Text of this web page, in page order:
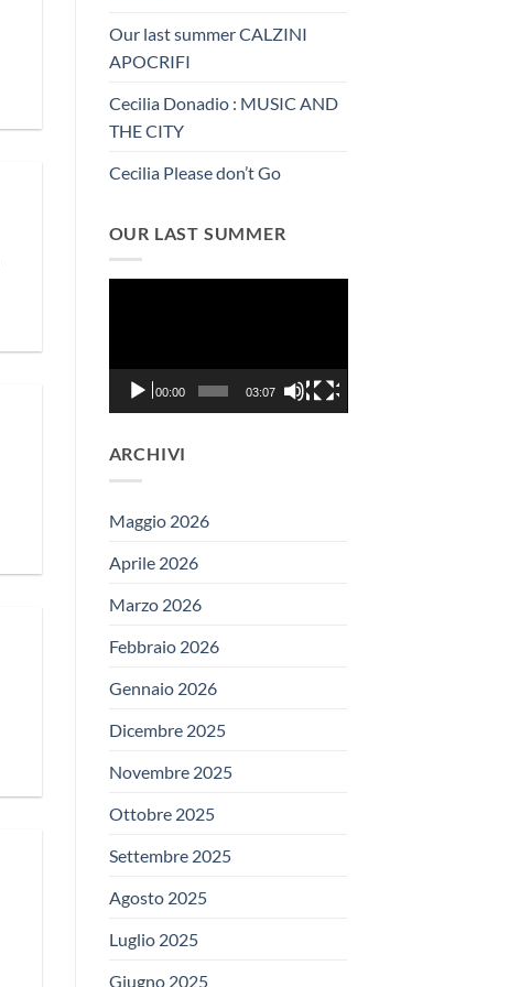
Our last summer CALZINI
APOCRIFI
Cecilia Donadio : MUSIC AND
THE CITY
Cecilia Please don’t Go
OUR LAST SUMMER
00:00 03:07
ARCHIVI
Maggio 2026
Aprile 2026
Marzo 2026
Febbraio 2026
Gennaio 2026
Dicembre 2025
Novembre 2025
Ottobre 2025
Settembre 2025
Agosto 2025
Luglio 2025
Giugno 2025